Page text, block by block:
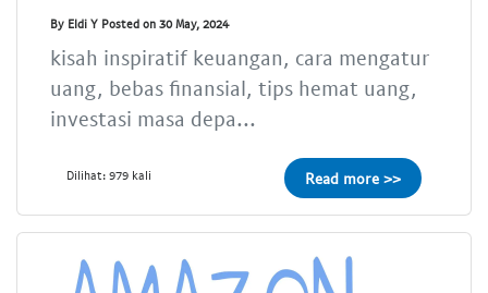
By Eldi Y Posted on 30 May, 2024
kisah inspiratif keuangan, cara mengatur
uang, bebas finansial, tips hemat uang,
investasi masa depa...
Dilihat: 979 kali Read more >>